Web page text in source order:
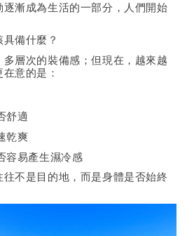
漸成為生活的一部分，人們開始
備什麼？
層次的裝備感；但現在，越來越
意的是：
舒適
乾爽
容易產生濕冷感
不是目的地，而是身體是否始終